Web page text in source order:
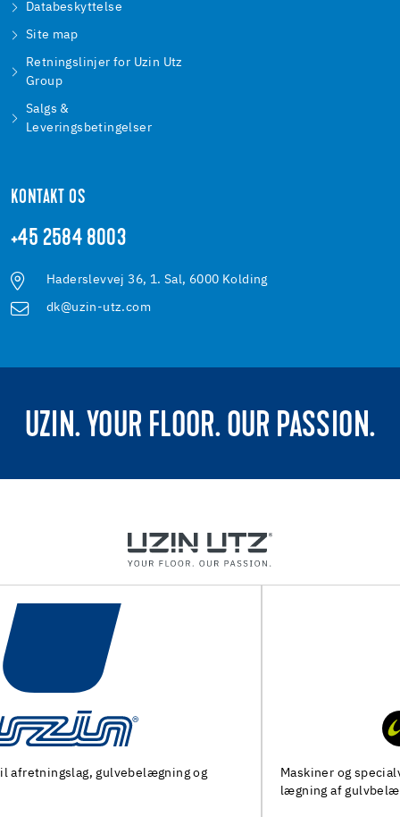
Databeskyttelse
Site map
Retningslinjer for Uzin Utz
Group
Salgs &
Leveringsbetingelser
KONTAKT OS
+45 2584 8003
Haderslevvej 36, 1. Sal, 6000 Kolding
dk@uzin-utz.com
UZIN. YOUR FLOOR. OUR PASSION.
Maskiner og specialværktøj til forberedelse af undergulv og